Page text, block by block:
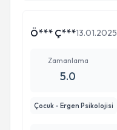
Ö*** Ç***13.01.2025
Zamanlama
5.0
Çocuk - Ergen Psikolojisi